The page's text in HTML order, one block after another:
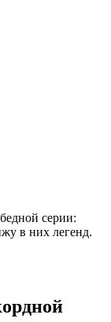
серии:
в них легенд.